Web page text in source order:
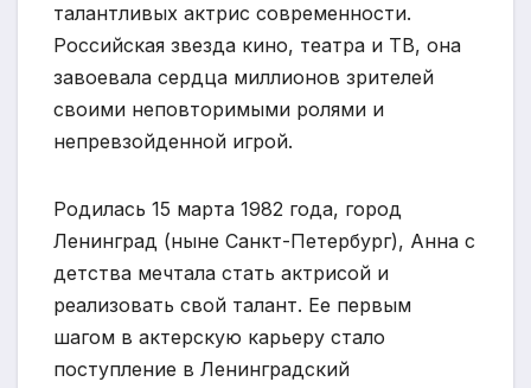
талантливых актрис современности.
Российская звезда кино, театра и ТВ, она
завоевала сердца миллионов зрителей
своими неповторимыми ролями и
непревзойденной игрой.
Родилась 15 марта 1982 года, город
Ленинград (ныне Санкт-Петербург), Анна с
детства мечтала стать актрисой и
реализовать свой талант. Ее первым
шагом в актерскую карьеру стало
поступление в Ленинградский